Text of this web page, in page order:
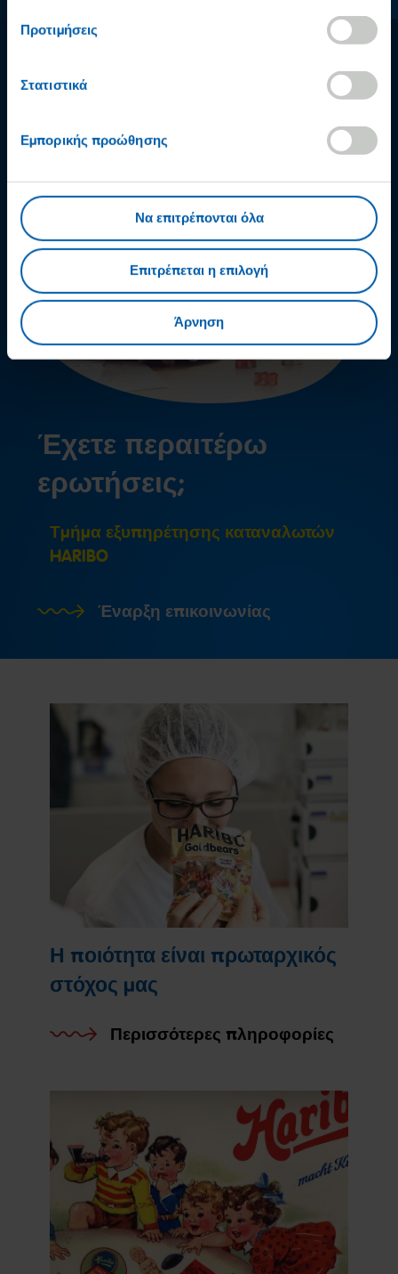
Προτιμήσεις
Στατιστικά
Εμπορικής προώθησης
Να επιτρέπονται όλα
Επιτρέπεται η επιλογή
Άρνηση
Έχετε περαιτέρω
ερωτήσεις;
Τμήμα εξυπηρέτησης καταναλωτών
HARIBO
Έναρξη επικοινωνίας
Η ποιότητα είναι πρωταρχικός
στόχος μας
Περισσότερες πληροφορίες